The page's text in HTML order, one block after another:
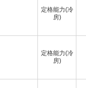
定格能力(冷
房)
定格能力(冷
房)